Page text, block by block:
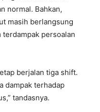
normal. Bahkan,
masih berlangsung
persoalan
berjalan tiga shift.
dampak terhadap
tandasnya.